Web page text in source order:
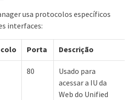
usa protocolos específicos
interfaces:
Porta Descrição
80
Usado para
acessar a IU da
Web do Unified